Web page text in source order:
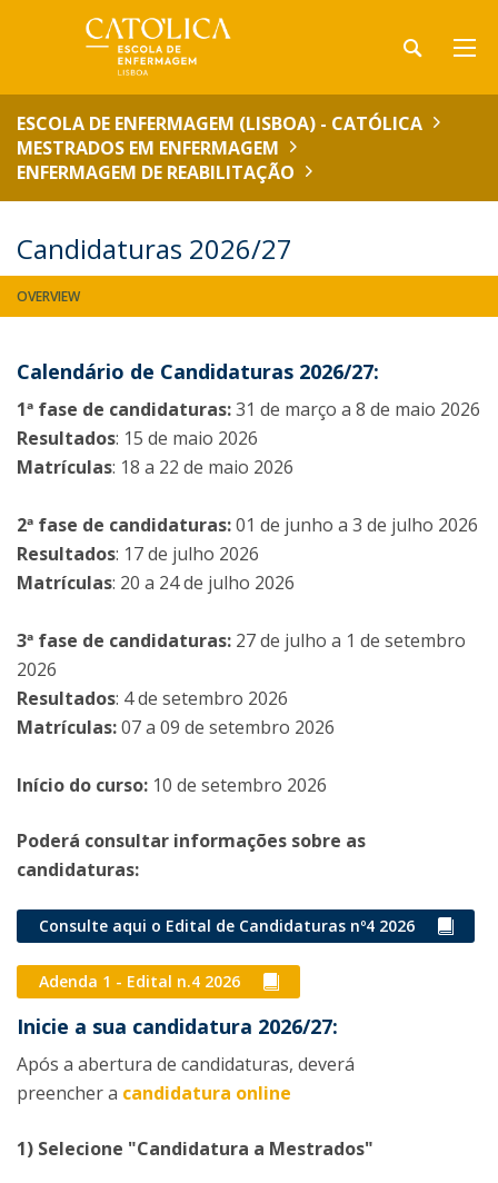
ESCOLA DE ENFERMAGEM (LISBOA) - CATÓLICA
MESTRADOS EM ENFERMAGEM
ENFERMAGEM DE REABILITAÇÃO
Candidaturas 2026/27
OVERVIEW
Calendário de Candidaturas 2026/27:
1ª fase de candidaturas:31 de março a 8 de maio 2026
Resultados: 15 de maio 2026
Matrículas: 18 a 22 de maio 2026
2ª fase de candidaturas:01 de junho a 3 de julho 2026
Resultados: 17 de julho 2026
Matrículas: 20 a 24 de julho 2026
3ª fase de candidaturas: 27 de julho a 1 de setembro
2026
Resultados: 4 de setembro 2026
Matrículas:07 a 09 de setembro 2026
Início do curso: 10 de setembro 2026
Poderá consultar informações sobre as
candidaturas:
Consulte aqui o Edital de Candidaturas nº4 2026
Adenda 1 - Edital n.4 2026
Inicie a sua candidatura 2026/27:
Após a abertura de candidaturas, deverá
preencher a candidatura online
1) Selecione "Candidatura a Mestrados"